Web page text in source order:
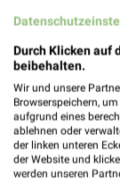
Durch Klicken auf
beibehalten.
Wir und unsere
Browserspeichern,
aufgrund eines
ablehnen oder
der linken unteren
der Website und
werden unseren